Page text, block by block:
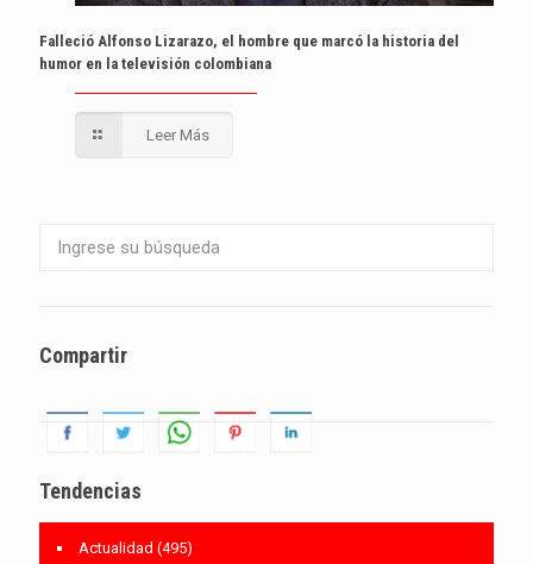
Falleció Alfonso Lizarazo, el hombre que marcó la historia del
humor en la televisión colombiana
Leer Más
Compartir
Tendencias
Actualidad (495)